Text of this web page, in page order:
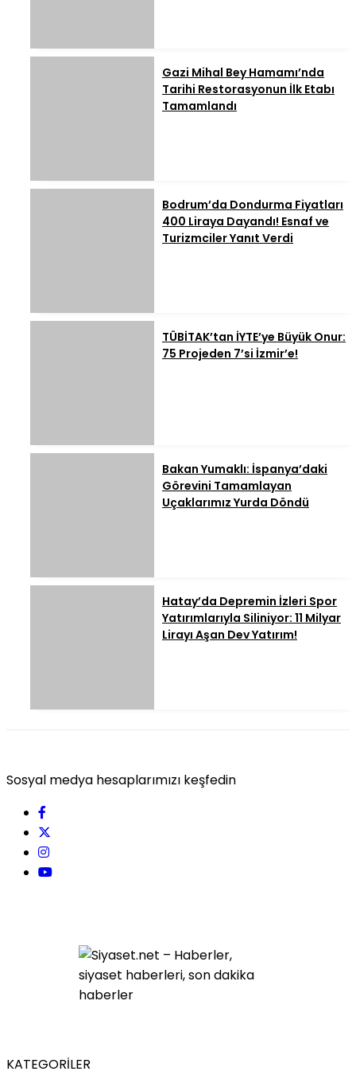
Gazi Mihal Bey Hamamı’nda
Tarihi Restorasyonun İlk Etabı
Tamamlandı
Bodrum’da Dondurma Fiyatları
400 Liraya Dayandı! Esnaf ve
Turizmciler Yanıt Verdi
TÜBİTAK’tan İYTE’ye Büyük Onur:
75 Projeden 7’si İzmir’e!
Bakan Yumaklı: İspanya’daki
Görevini Tamamlayan
Uçaklarımız Yurda Döndü
Hatay’da Depremin İzleri Spor
Yatırımlarıyla Siliniyor: 11 Milyar
Lirayı Aşan Dev Yatırım!
Sosyal medya hesaplarımızı keşfedin
KATEGORİLER